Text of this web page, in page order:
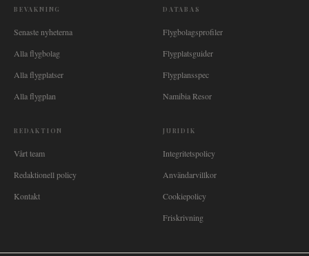
BEVAKNING
Senaste nyheterna
Alla flygbolag
Alla flygplatser
Alla flygplan
DATABAS
Flygbolagsprofiler
Flygplatsguider
Flygplansspec
Namibia Resor
REDAKTION
Vårt team
Redaktionell policy
Kontakt
JURIDIK
Integritetspolicy
Användarvillkor
Cookiepolicy
Friskrivning